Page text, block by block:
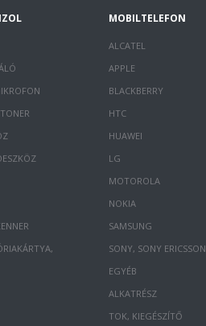
MOBILTELEFON
ALCATEL
APPLE
BLACKBERRY
HTC
HUAWEI
LG
MOTOROLA
NOKIA
SAMSUNG
SONY, SONY ERICSSON
EGYÉB
ALKATRÉSZ
TOK, KIEGÉSZÍTŐ